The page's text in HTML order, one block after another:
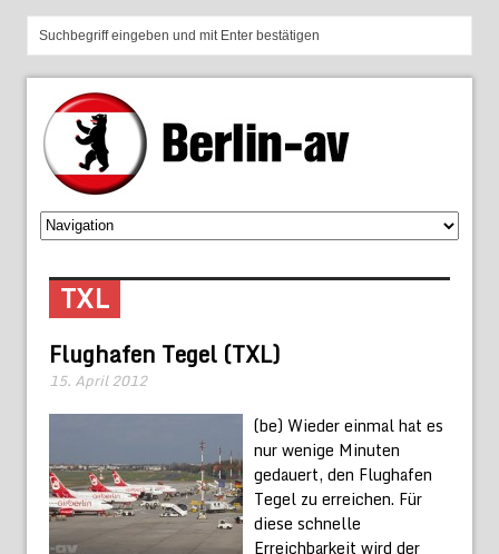
TXL
Flughafen Tegel (TXL)
15. April 2012
(be) Wieder einmal hat es
nur wenige Minuten
gedauert, den Flughafen
Tegel zu erreichen. Für
diese schnelle
Erreichbarkeit wird der